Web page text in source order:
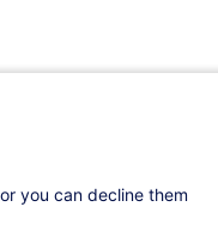
you can decline them